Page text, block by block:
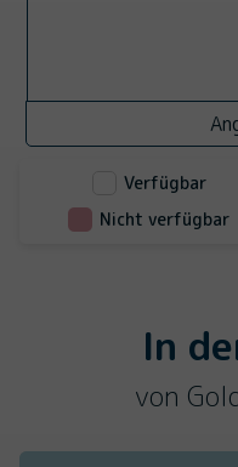
Verfügbar
Nicht verfügbar
In
von